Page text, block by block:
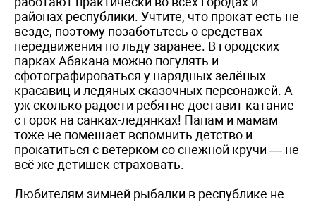
районах республики. Учтите, что прокат есть не
везде, поэтому позаботьтесь о средствах
передвижения по льду заранее. В городских
парках Абакана можно погулять и
сфотографироваться у нарядных зелёных
красавиц и ледяных сказочных персонажей. А
уж сколько радости ребятне доставит катание
с горок на санках-ледянках! Папам и мамам
тоже не помешает вспомнить детство и
прокатиться с ветерком со снежной кручи — не
всё же детишек страховать.
Любителям зимней рыбалки в республике не